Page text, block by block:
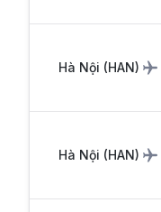
Hà Nội (HAN)
Hà Nội (HAN)